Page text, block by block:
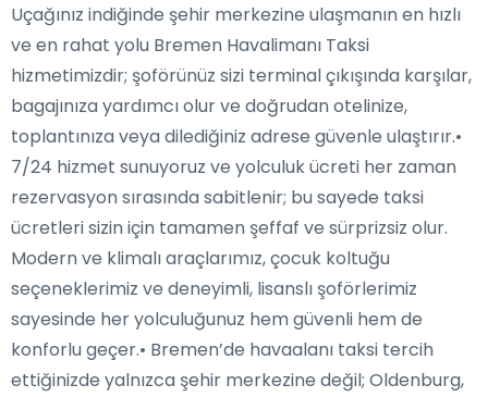
Uçağınız indiğinde şehir merkezine ulaşmanın en hızlı
ve en rahat yolu Bremen Havalimanı Taksi
hizmetimizdir; şoförünüz sizi terminal çıkışında karşılar,
bagajınıza yardımcı olur ve doğrudan otelinize,
toplantınıza veya dilediğiniz adrese güvenle ulaştırır.•
7/24 hizmet sunuyoruz ve yolculuk ücreti her zaman
rezervasyon sırasında sabitlenir; bu sayede taksi
ücretleri sizin için tamamen şeffaf ve sürprizsiz olur.
Modern ve klimalı araçlarımız, çocuk koltuğu
seçeneklerimiz ve deneyimli, lisanslı şoförlerimiz
sayesinde her yolculuğunuz hem güvenli hem de
konforlu geçer.• Bremen’de havaalanı taksi tercih
ettiğinizde yalnızca şehir merkezine değil; Oldenburg,